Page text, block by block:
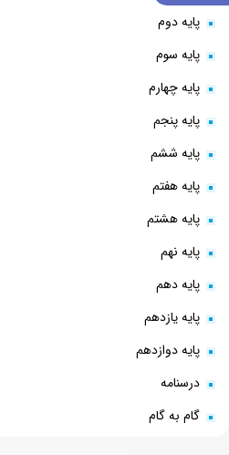
پایه دوم
پایه سوم
پایه چهارم
پایه پنجم
پایه ششم
پایه هفتم
پایه هشتم
پایه نهم
پایه دهم
پایه یازدهم
پایه دوازدهم
درسنامه
گام به گام